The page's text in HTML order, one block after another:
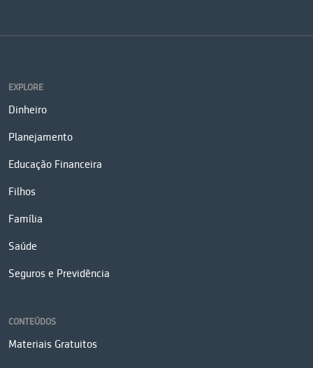
EXPLORE
Dinheiro
Planejamento
Educação Financeira
Filhos
Família
Saúde
Seguros e Previdência
CONTEÚDOS
Materiais Gratuitos